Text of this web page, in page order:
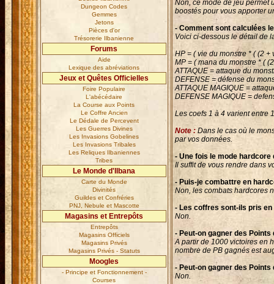
Dungeon Codes
Gemmes
Jetons
Pièces d'or
Trésorerie Ilbanienne
Forums
Aide
Lexique des abréviations
Jeux et Quêtes Officielles
Foire Populaire
L'abécédaire
La Course aux Points
Le Coffre Ancien
Le Dédale de Percevent
Les Guerres Divines
Les Invasions Gobelines
Les Invasions Tribales
Les Reliques Ilbaniennes
Tribes
Le Monde d'Ilbana
Carte du Monde
Divinités
Guildes et Confréries
PNJ, Nebule et Mascotte
Magasins et Entrepôts
Entrepôts
Magasins Officiels
Magasins Privés
Magasins Privés - Statuts
Moogles
- Principe et Fonctionnement -
Courses
Non, ce mode de jeu permet
boostés pour vous apporter
- Comment sont calculées
Voici ci-dessous le détail de
HP = ( vie du monstre * ( (2
MP = ( mana du monstre * (
ATTAQUE = attaque du
DEFENSE = défense du
ATTAQUE MAGIQUE =
DEFENSE MAGIQUE =
Les coefs 1 à 4 varient entre
Note : Dans le cas où le
par vos données.
- Une fois le mode
Il suffit de vous rendre dans
- Puis-je combattre en
Non, les combats hardcores
- Les coffres sont-ils pris
Non.
- Peut-on gagner des
A partir de 1000 victoires en
nombre de PB gagnés est
- Peut-on gagner des
Non.